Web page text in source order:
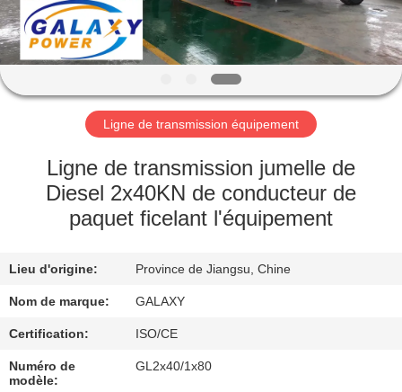
À
PROPOS
DE
NOUS
VISITE
L'USINE
CONTRÔLE
QUALITÉ
CONTACTEZ-
Ligne de transmission équipement
Ligne de transmission jumelle de
Diesel 2x40KN de conducteur de
paquet ficelant l'équipement
Lieu d'origine: Province de Jiangsu, Chine
Nom de marque: GALAXY
Certification: ISO/CE
Numéro de
modèle:
GL2x40/1x80